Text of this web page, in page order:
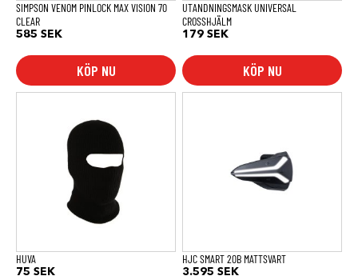
SIMPSON VENOM PINLOCK MAX VISION 70
CLEAR
585 SEK
KÖP NU
UTANDNINGSMASK UNIVERSAL
CROSSHJÄLM
179 SEK
KÖP NU
HUVA
75 SEK
HJC SMART 20B MATTSVART
3.595 SEK